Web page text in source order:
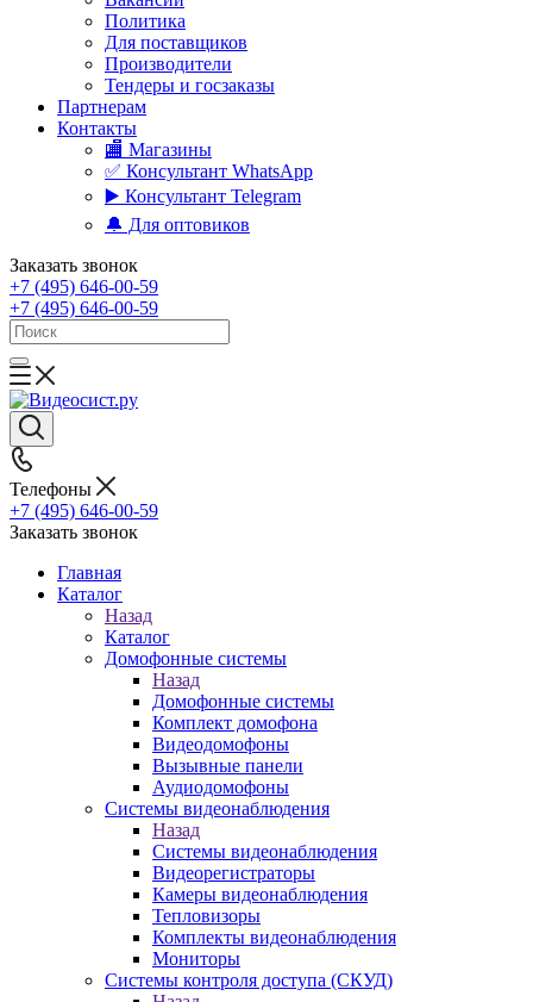
Политика
Для поставщиков
Производители
Тендеры и госзаказы
Партнерам
Контакты
🏬 Магазины
✅️ Консультант WhatsApp
▶️ Консультант Telegram
🔔 Для оптовиков
Заказать звонок
+7 (495) 646-00-59
+7 (495) 646-00-59
Телефоны
+7 (495) 646-00-59
Заказать звонок
Главная
Каталог
Назад
Каталог
Домофонные системы
Назад
Домофонные системы
Комплект домофона
Видеодомофоны
Вызывные панели
Аудиодомофоны
Системы видеонаблюдения
Назад
Системы видеонаблюдения
Видеорегистраторы
Камеры видеонаблюдения
Тепловизоры
Комплекты видеонаблюдения
Мониторы
Системы контроля доступа (СКУД)